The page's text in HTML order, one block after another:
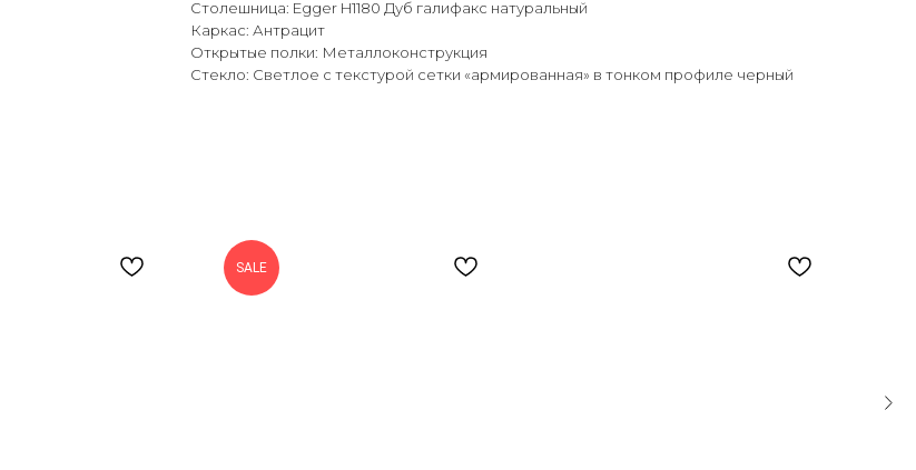
Столешница: Egger H1180 Дуб галифакс натуральный
Каркас: Антрацит
Открытые полки: Металлоконструкция
Стекло: Светлое с текстурой сетки «армированная» в тонком профиле черный
SALE